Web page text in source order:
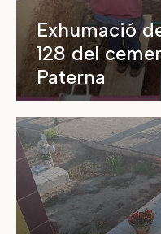
Exhumació
128 del
Paterna